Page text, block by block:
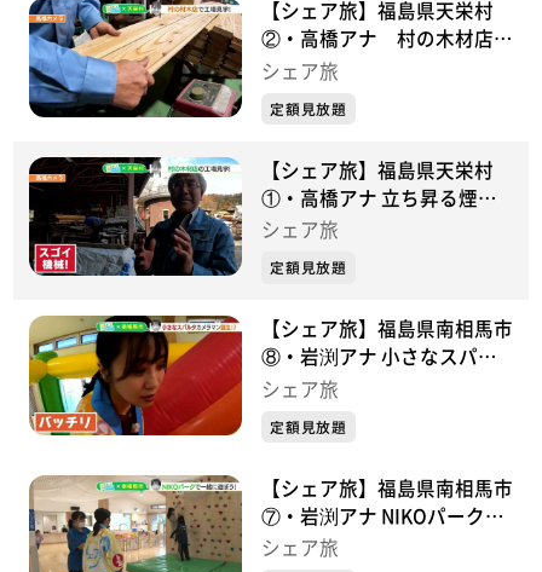
【シェア旅】福島県天栄村
②・高橋アナ 村の木材店で
工場見学(2023/12/1)
シェア旅
定額見放題
【シェア旅】福島県天栄村
①・高橋アナ 立ち昇る煙の
正体は？(2023/11/30)
シェア旅
定額見放題
【シェア旅】福島県南相馬市
⑧・岩渕アナ 小さなスパル
タカメラマン誕生？
シェア旅
定額見放題
【シェア旅】福島県南相馬市
⑦・岩渕アナ NIKOパークで
子どもたちと遊ぼう！
シェア旅